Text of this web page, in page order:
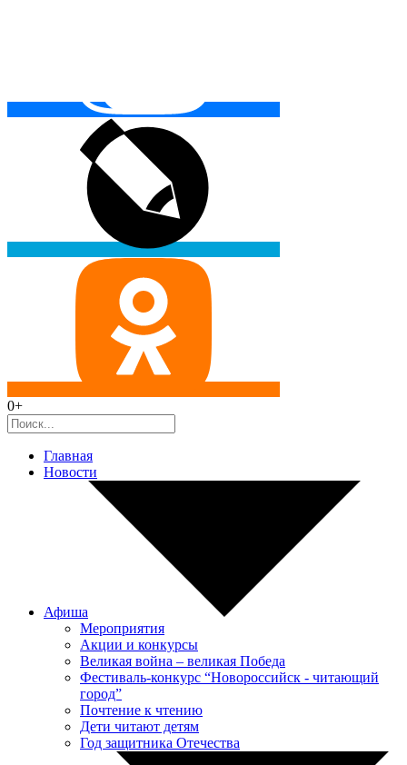
0+
Главная
Новости
Афиша
Мероприятия
Акции и конкурсы
Великая война – великая Победа
Фестиваль-конкурс “Новороссийск - читающий
город”
Почтение к чтению
Дети читают детям
Год защитника Отечества